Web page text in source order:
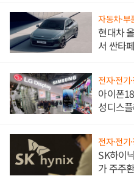
자동차·부
현대차
서 싼타
전자·전기
아이폰
성디스
전자·전기
SK하이
가 주주